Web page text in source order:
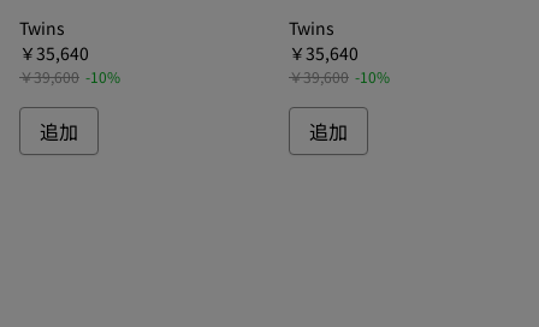
Twins
￥35,640
￥39,600 -10%
追加
Twins
￥35,640
￥39,600 -10%
追加